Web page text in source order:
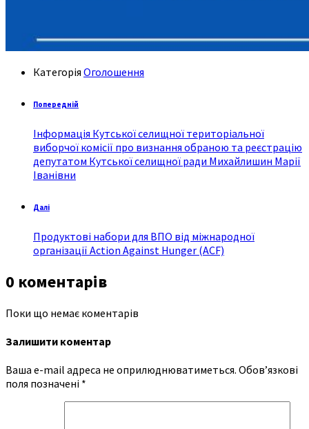
Категорія Оголошення
Попередній
Інформація Кутської селищної територіальної
виборчої комісії про визнання обраною та реєстрацію
депутатом Кутської селищної ради Михайлишин Марії
Іванівни
Далі
Продуктові набори для ВПО від міжнародної
організації Action Against Hunger (ACF)
0 коментарів
Поки що немає коментарів
Залишити коментар
Ваша e-mail адреса не оприлюднюватиметься. Обов’язкові
поля позначені *